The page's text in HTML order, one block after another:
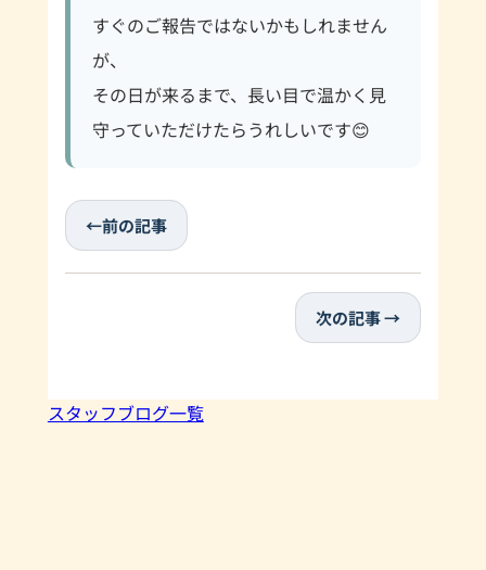
すぐのご報告ではないかもしれません
が、
その日が来るまで、長い目で温かく見
守っていただけたらうれしいです😊
←前の記事
次の記事 →
スタッフブログ一覧